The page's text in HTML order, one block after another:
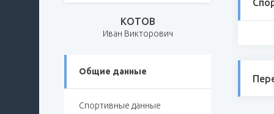
КОТОВ
Иван Викторович
Общие данные
Спортивные данные